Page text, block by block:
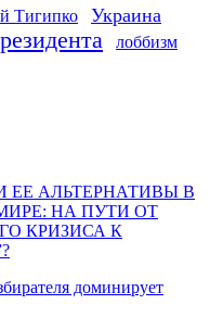
Тигипко Украина
лоббизм
ЕЕ АЛЬТЕРНАТИВЫ В
НА ПУТИ ОТ
КРИЗИСА К
доминирует